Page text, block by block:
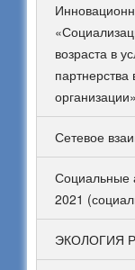
возраста в
организации»
Сетевое
Социальные
2021
ЭКОЛОГИЯ